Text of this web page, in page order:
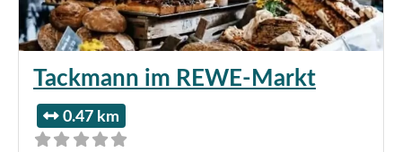
Tackmann im REWE-Markt
0.47 km